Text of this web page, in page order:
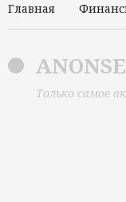
Главная
Только самое